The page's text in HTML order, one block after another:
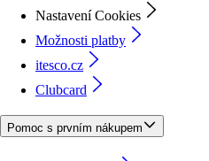
Nastavení Cookies
Možnosti platby
itesco.cz
Clubcard
Pomoc s prvním nákupem